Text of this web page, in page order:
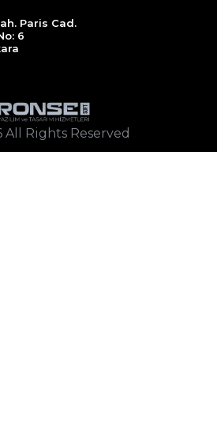
Paris Cad.
6
All Rights Reserved